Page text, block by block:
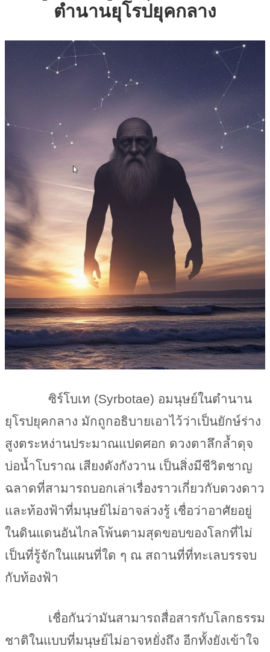
ตำนานยุโรปยุคกลาง
ซิร์โบเท (Syrbotae) อมนุษย์ในตำนาน
ยุโรปยุคกลาง มักถูกอธิบายเอาไว้ว่าเป็นยักษ์ร่าง
สูงตระหง่านประมาณแปดศอก ดวงตาลึกล้ำดุจ
บ่อน้ำโบราณ เสียงดังกังวาน เป็นสิ่งมีชีวิตชาญ
ฉลาดที่สามารถบอกเล่าเรื่องราวเกี่ยวกับดวงดาว
และท้องฟ้าที่มนุษย์ไม่อาจล่วงรู้ เชื่อว่าอาศัยอยู่
ในดินแดนอันไกลโพ้นตามสุดขอบของโลกที่ไม่
เป็นที่รู้จักในแผนที่ใด ๆ ณ สถานที่ที่ทะเลบรรจบ
กับท้องฟ้า
เชื่อกันว่ามันสามารถสื่อสารกับโลกธรรม
ชาติในแบบที่มนุษย์ไม่อาจหยั่งถึง อีกทั้งยังเข้าใจ